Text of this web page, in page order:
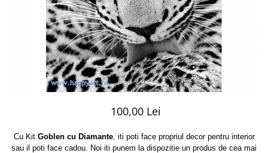
100,00 Lei
Cu Kit Goblen cu Diamante, iti poti face propriul decor pentru interior
sau il poti face cadou. Noi iti punem la dispozitie un produs de cea mai